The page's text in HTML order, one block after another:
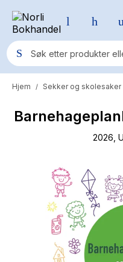
Populære søk
Pokemon
Yesteryear
Elizabeth Strout
Hitster
Hypopressiv trening
Hjem / Sekker og skolesaker
2026 ,